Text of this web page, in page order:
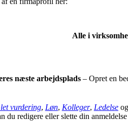
Alle i
næste arbejdsplads– Opret en
vurdering, Løn, Kolleger, Ledelseog
du redigere eller slette din